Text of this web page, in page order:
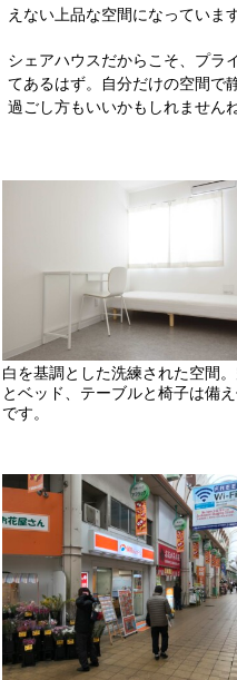
えない上品な空間になっています
シェアハウスだからこそ、プラ
てあるはず。自分だけの空間で
過ごし方もいいかもしれませんね
白を基調とした洗練された空間
とベッド、テーブルと椅子は備
です。